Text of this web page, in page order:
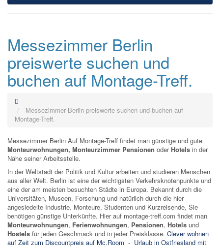
Messezimmer Berlin
preiswerte suchen und
buchen auf Montage-Treff.
Messezimmer Berlin preiswerte suchen und buchen auf
Montage-Treff.
Messezimmer Berlin Auf Montage-Treff findet man günstige und gute
Monteurwohnungen, Monteurzimmer Pensionen oder Hotels in der
Nähe seiner Arbeitsstelle.
In der Weltstadt der Politik und Kultur arbeiten und studieren Menschen
aus aller Welt. Berlin ist eine der wichtigsten Verkehrsknotenpunkte und
eine der am meisten besuchten Städte in Europa. Bekannt durch die
Universitäten, Museen, Forschung und natürlich durch die hier
angesiedelte Industrie. Monteure, Studenten und Kurzreisende, Sie
benötigen günstige Unterkünfte. Hier auf montage-treff.com findet man
Monteurwohnungen, Ferienwohnungen, Pensionen, Hotels und
Hostels für jeden Geschmack und in jeder Preisklasse. Clever wohnen
auf Zeit zum Discountpreis auf Mc.Room - Urlaub in Ostfriesland mit